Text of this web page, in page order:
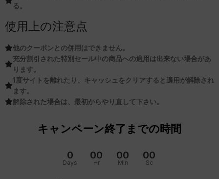
る。
使用上の注意点
他のクーポンとの併用はできません。
充分割引された特別セール中の商品への適用は出来ない場合があ
ります。
1度サイトを離れたり、キャッシュをクリアすると適用が解除され
ます。
解除された場合は、最初からやり直して下さい。
キャンペーン終了までの時間
0
Days
00
Hr
00
Min
00
Sc